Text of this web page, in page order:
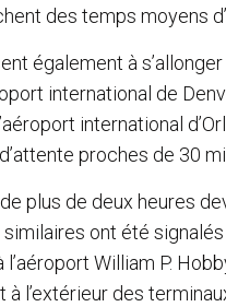
des temps moyens
également à
international de
international
proches de 30
plus de deux heures
ont été
William P.
à l’extérieur des